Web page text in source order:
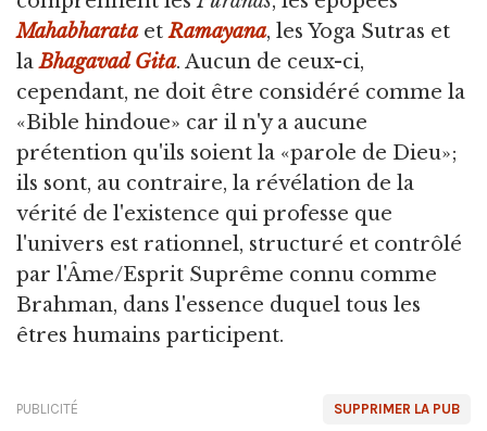
MahabharataetRamayana, les Yoga Sutras et
laBhagavad Gita. Aucun de ceux-ci,
cependant, ne doit être considéré comme la
«Bible hindoue» car il n'y a aucune
prétention qu'ils soient la «parole de Dieu»;
ils sont, au contraire, la révélation de la
vérité de l'existence qui professe que
l'univers est rationnel, structuré et contrôlé
par l'Âme/Esprit Suprême connu comme
Brahman, dans l'essence duquel tous les
êtres humains participent.
SUPPRIMER LA PUB
PUBLICITÉ